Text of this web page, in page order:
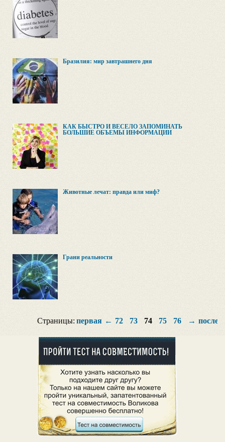
Бразилия: мир завтрашнего дня
КАК БЫСТРО И ВЕСЕЛО ЗАПОМИНАТЬ
БОЛЬШИЕ ОБЪЕМЫ ИНФОРМАЦИИ
Животные лечат: правда или миф?
Грани реальности
Страницы: первая ← 72 73 74 75 76 →